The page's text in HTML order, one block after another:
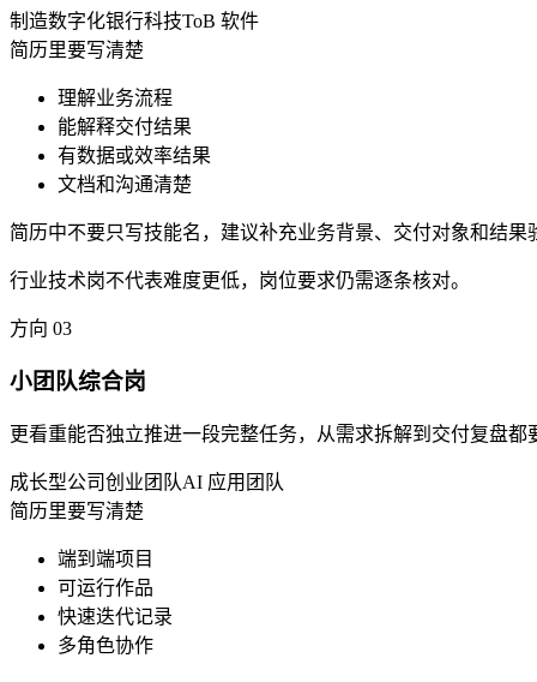
制造数字化银行科技ToB 软件
简历里要写清楚
理解业务流程
能解释交付结果
有数据或效率结果
文档和沟通清楚
简历中不要只写技能名，建议补充业务背景、交付对象和结果
行业技术岗不代表难度更低，岗位要求仍需逐条核对。
方向 03
小团队综合岗
更看重能否独立推进一段完整任务，从需求拆解到交付复盘都
成长型公司创业团队AI 应用团队
简历里要写清楚
端到端项目
可运行作品
快速迭代记录
多角色协作